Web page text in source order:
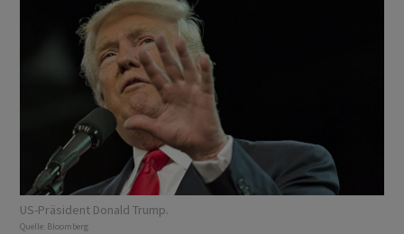
US-Präsident Donald Trump.
Quelle: Bloomberg